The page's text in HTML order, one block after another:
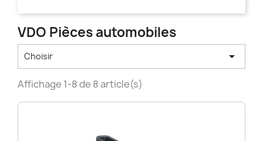
VDO Pièces automobiles
Choisir 
Affichage 1-8 de 8 article(s)